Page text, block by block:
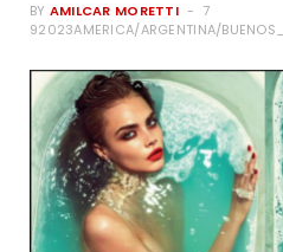
BY AMILCAR MORETTI
7
92023AMERICA/ARGENTINA/